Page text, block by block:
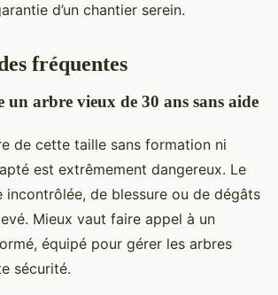
d’un chantier serein.
fréquentes
un arbre vieux de 30 ans sans aide
de cette taille sans formation ni
est extrêmement dangereux. Le
incontrôlée, de blessure ou de dégâts
Mieux vaut faire appel à un
équipé pour gérer les arbres
sécurité.